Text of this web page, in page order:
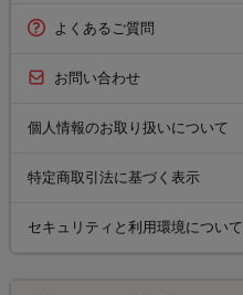
よくあるご質問
お問い合わせ
個人情報のお取り扱いについて
特定商取引法に基づく表示
セキュリティと利用環境について